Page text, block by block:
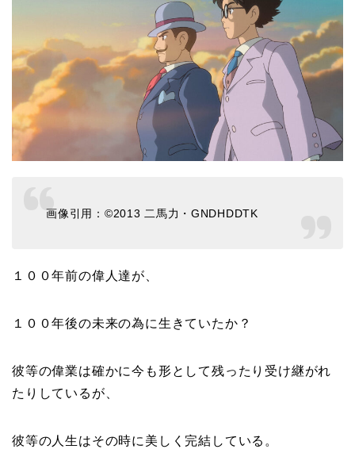
画像引用：©2013 二馬力・GNDHDDTK
１００年前の偉人達が、
１００年後の未来の為に生きていたか？
彼等の偉業は確かに今も形として残ったり受け継がれ
たりしているが、
彼等の人生はその時に美しく完結している。